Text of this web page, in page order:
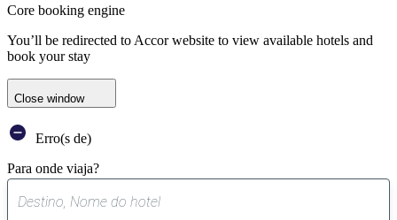
Core booking engine
You’ll be redirected to Accor website to view available hotels and
book your stay
Close window
Erro(s de)
Para onde viaja?